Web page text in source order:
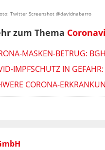
Twitter Screenshot @davidnabarro
zum Thema
MASKEN-BETRUG:
IMPFSCHUTZ IN
CORONA-